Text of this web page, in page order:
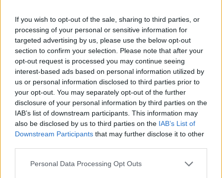
If you wish to opt-out of the sale, sharing to third parties, or
processing of your personal or sensitive information for
targeted advertising by us, please use the below opt-out
section to confirm your selection. Please note that after your
opt-out request is processed you may continue seeing
interest-based ads based on personal information utilized by
us or personal information disclosed to third parties prior to
your opt-out. You may separately opt-out of the further
disclosure of your personal information by third parties on the
IAB’s list of downstream participants. This information may
also be disclosed by us to third parties on the IAB’s List of
Downstream Participants that may further disclose it to other
Personal Data Processing Opt Outs